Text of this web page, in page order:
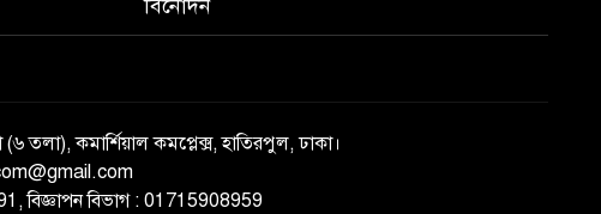
বিনোদন
(৬ তলা), কমার্শিয়াল কমপ্লেক্স, হাতিরপুল, ঢাকা।
বিজ্ঞাপন বিভাগ : 01715908959